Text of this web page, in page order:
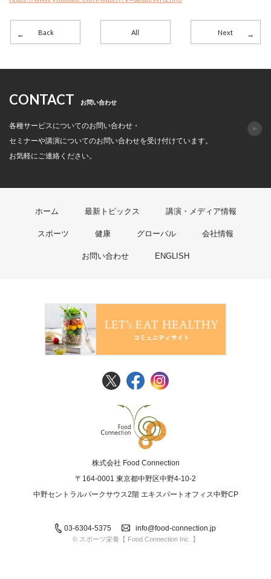
Back All Next
CONTACT お問い合わせ
各種サービスについてのお問い合わせ・
セミナーや講演についてのお問い合わせを受け付けています。
お気軽にご連絡ください。
ホーム 最新トピックス 講演・メディア情報
スポーツ 健康 グローバル 会社情報
お問い合わせ ENGLISH
株式会社 Food Connection
〒164-0001 東京都中野区中野4-10-2
中野セントラルパークサウス2階 エキスパートオフィス中野CP
03-6304-5375 info@food-connection.jp
© スポーツ栄養【 Food Connection Inc. 】